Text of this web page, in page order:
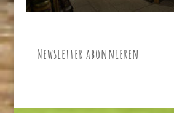
Newsletter abonnieren